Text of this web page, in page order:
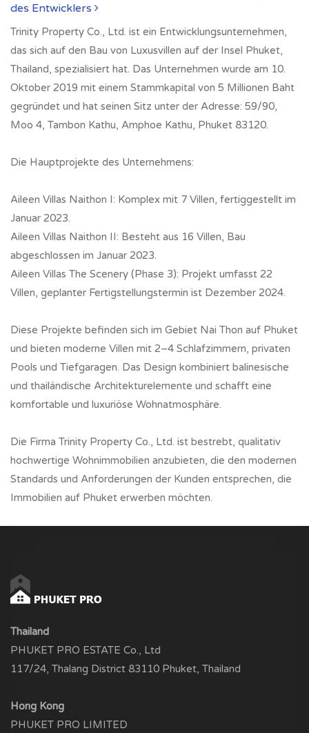
des Entwicklers
Trinity Property Co., Ltd. ist ein Entwicklungsunternehmen,
das sich auf den Bau von Luxusvillen auf der Insel Phuket,
Thailand, spezialisiert hat. Das Unternehmen wurde am 10.
Oktober 2019 mit einem Stammkapital von 5 Millionen Baht
gegründet und hat seinen Sitz unter der Adresse: 59/90,
Moo 4, Tambon Kathu, Amphoe Kathu, Phuket 83120.
Die Hauptprojekte des Unternehmens:
Aileen Villas Naithon I: Komplex mit 7 Villen, fertiggestellt im
Januar 2023.
Aileen Villas Naithon II: Besteht aus 16 Villen, Bau
abgeschlossen im Januar 2023.
Aileen Villas The Scenery (Phase 3): Projekt umfasst 22
Villen, geplanter Fertigstellungstermin ist Dezember 2024.
Diese Projekte befinden sich im Gebiet Nai Thon auf Phuket
und bieten moderne Villen mit 2–4 Schlafzimmern, privaten
Pools und Tiefgaragen. Das Design kombiniert balinesische
und thailändische Architekturelemente und schafft eine
komfortable und luxuriöse Wohnatmosphäre.
Die Firma Trinity Property Co., Ltd. ist bestrebt, qualitativ
hochwertige Wohnimmobilien anzubieten, die den modernen
Standards und Anforderungen der Kunden entsprechen, die
Immobilien auf Phuket erwerben möchten.
Thailand
PHUKET PRO ESTATE Co., Ltd
117/24, Thalang District 83110 Phuket, Thailand
Hong Kong
PHUKET PRO LIMITED